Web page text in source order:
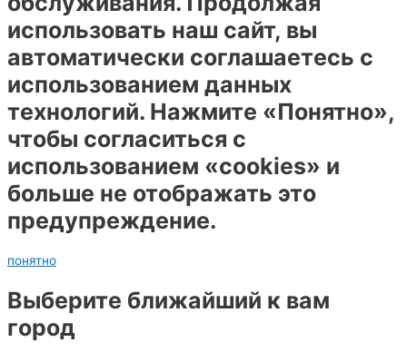
использовать наш сайт, вы
автоматически соглашаетесь с
использованием данных
технологий. Нажмите «Понятно»,
чтобы согласиться с
использованием «cookies» и
больше не отображать это
предупреждение.
понятно
Выберите ближайший к вам
город